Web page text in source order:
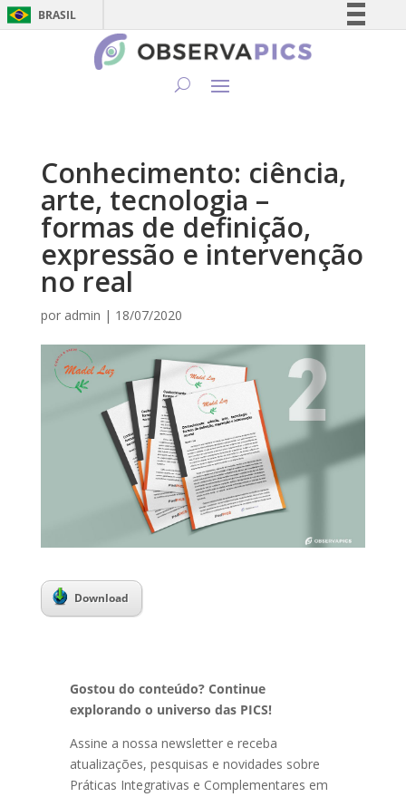
BRASIL
Simplifique!
Canais
Conhecimento: ciência,
arte, tecnologia –
formas de definição,
expressão e intervenção
no real
por admin | 18/07/2020
Download
Gostou do conteúdo? Continue
explorando o universo das PICS!
Assine a nossa newsletter e receba
atualizações, pesquisas e novidades sobre
Práticas Integrativas e Complementares em